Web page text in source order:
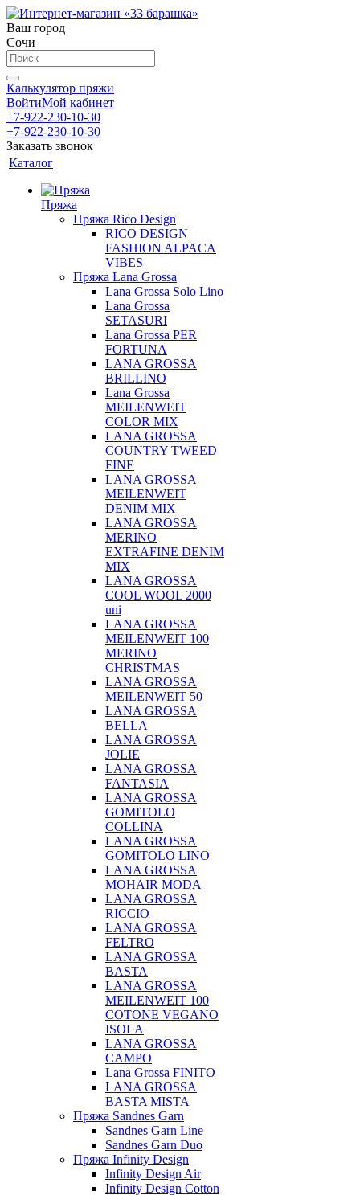
Ваш город
Сочи
Калькулятор пряжи
ВойтиМой кабинет
+7-922-230-10-30
+7-922-230-10-30
Заказать звонок
Каталог
Пряжа
Пряжа Rico Design
RICO DESIGN
FASHION ALPACA
VIBES
Пряжа Lana Grossa
Lana Grossa Solo Lino
Lana Grossa
SETASURI
Lana Grossa PER
FORTUNA
LANA GROSSA
BRILLINO
Lana Grossa
MEILENWEIT
COLOR MIX
LANA GROSSA
COUNTRY TWEED
FINE
LANA GROSSA
MEILENWEIT
DENIM MIX
LANA GROSSA
MERINO
EXTRAFINE DENIM
MIX
LANA GROSSA
COOL WOOL 2000
uni
LANA GROSSA
MEILENWEIT 100
MERINO
CHRISTMAS
LANA GROSSA
MEILENWEIT 50
LANA GROSSA
BELLA
LANA GROSSA
JOLIE
LANA GROSSA
FANTASIA
LANA GROSSA
GOMITOLO
COLLINA
LANA GROSSA
GOMITOLO LINO
LANA GROSSA
MOHAIR MODA
LANA GROSSA
RICCIO
LANA GROSSA
FELTRO
LANA GROSSA
BASTA
LANA GROSSA
MEILENWEIT 100
COTONE VEGANO
ISOLA
LANA GROSSA
CAMPO
Lana Grossa FINITO
LANA GROSSA
BASTA MISTA
Пряжа Sandnes Garn
Sandnes Garn Line
Sandnes Garn Duo
Пряжа Infinity Design
Infinity Design Air
Infinity Design Cotton